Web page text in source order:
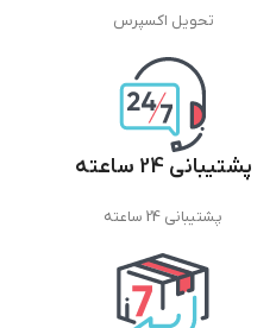
تحویل اکسپرس
پشتیبانی 24 ساعته
پشتیبانی 24 ساعته